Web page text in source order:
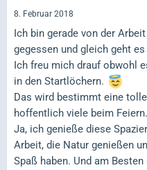
8. Februar 2018
Ich bin gerade von der
gegessen und gleich geht
Ich freu mich drauf obwohl
in den Startlöchern.
Das wird bestimmt eine
hoffentlich viele beim
Ja, ich genieße diese
Arbeit, die Natur genießen
Spaß haben. Und am